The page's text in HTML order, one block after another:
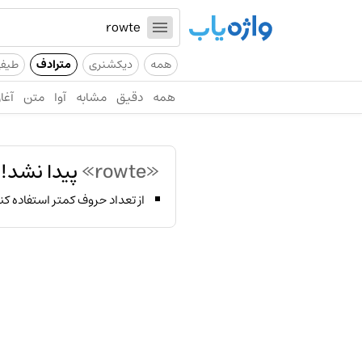
همه دیکشنری مترادف
همه دقیق مشابه آوا متن
«rowte» پیدا نشد!
از تعداد حروف کمتر استفاده